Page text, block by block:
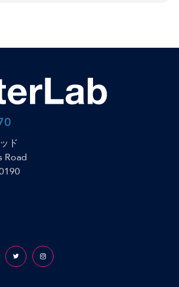
ド
Road
us on Facebook
Follow us on X (formerly Twitter)
Follow us on Instagram